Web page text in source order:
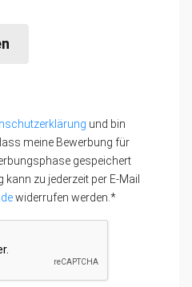
und bin
meine Bewerbung für
gespeichert
zu jederzeit per E-Mail
widerrufen werden.*